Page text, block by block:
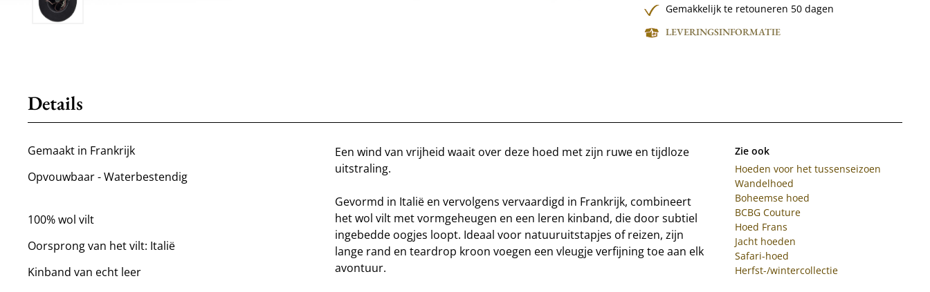
Gemakkelijk te retouneren 50 dagen
LEVERINGSINFORMATIE
Details
Gemaakt in Frankrijk
Opvouwbaar - Waterbestendig
100% wol vilt
Oorsprong van het vilt: Italië
Kinband van echt leer
Een wind van vrijheid waait over deze hoed met zijn ruwe en tijdloze
uitstraling.
Gevormd in Italië en vervolgens vervaardigd in Frankrijk, combineert
het wol vilt met vormgeheugen en een leren kinband, die door subtiel
ingebedde oogjes loopt. Ideaal voor natuuruitstapjes of reizen, zijn
lange rand en teardrop kroon voegen een vleugje verfijning toe aan elk
avontuur.
Zie ook
Hoeden voor het tussenseizoen
Wandelhoed
Boheemse hoed
BCBG Couture
Hoed Frans
Jacht hoeden
Safari-hoed
Herfst-/wintercollectie